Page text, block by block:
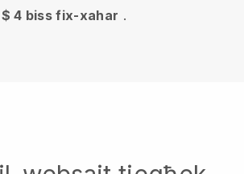
$ 4 biss fix-xahar .